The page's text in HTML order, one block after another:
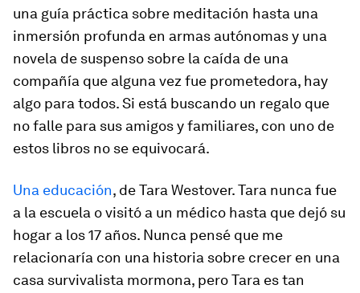
una guía práctica sobre meditación hasta una
inmersión profunda en armas autónomas y una
novela de suspenso sobre la caída de una
compañía que alguna vez fue prometedora, hay
algo para todos. Si está buscando un regalo que
no falle para sus amigos y familiares, con uno de
estos libros no se equivocará.
Una educación, de Tara Westover. Tara nunca fue
a la escuela o visitó a un médico hasta que dejó su
hogar a los 17 años. Nunca pensé que me
relacionaría con una historia sobre crecer en una
casa survivalista mormona, pero Tara es tan